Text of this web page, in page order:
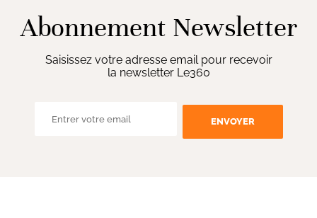
Abonnement Newsletter
Saisissez votre adresse email pour recevoir
la newsletter Le360
ENVOYER